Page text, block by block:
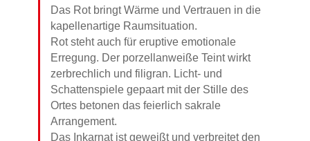
Das Rot bringt Wärme und Vertrauen in die
kapellenartige Raumsituation.
Rot steht auch für eruptive emotionale
Erregung. Der porzellanweiße Teint wirkt
zerbrechlich und filigran. Licht- und
Schattenspiele gepaart mit der Stille des
Ortes betonen das feierlich sakrale
Arrangement.
Das Inkarnat ist geweißt und verbreitet den